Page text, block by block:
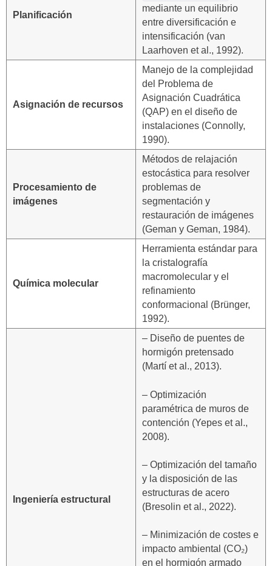
Planificación
mediante un equilibrio
entre diversificación e
intensificación (van
Laarhoven et al., 1992).
Asignación de recursos
Manejo de la complejidad
del Problema de
Asignación Cuadrática
(QAP) en el diseño de
instalaciones (Connolly,
1990).
Procesamiento de
imágenes
Métodos de relajación
estocástica para resolver
problemas de
segmentación y
restauración de imágenes
(Geman y Geman, 1984).
Química molecular
Herramienta estándar para
la cristalografía
macromolecular y el
refinamiento
conformacional (Brünger,
1992).
Ingeniería estructural
– Diseño de puentes de
hormigón pretensado
(Martí et al., 2013).
– Optimización
paramétrica de muros de
contención (Yepes et al.,
2008).
– Optimización del tamaño
y la disposición de las
estructuras de acero
(Bresolin et al., 2022).
– Minimización de costes e
impacto ambiental (CO₂)
en el hormigón armado